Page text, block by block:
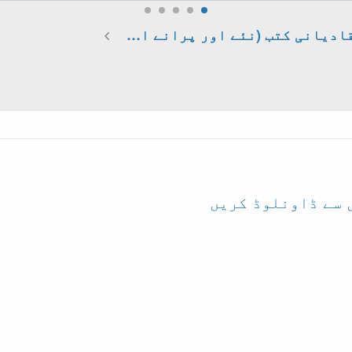
قادیانی کتب (نئے اور پرانے ایڈیشن)
سے ڈاونلوڈ کریں